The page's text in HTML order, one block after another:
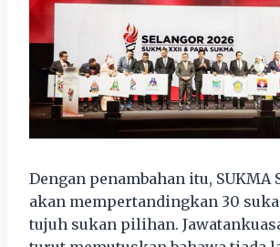
Dengan penambahan itu, SUKMA
akan mempertandingkan 30
tujuh sukan pilihan.